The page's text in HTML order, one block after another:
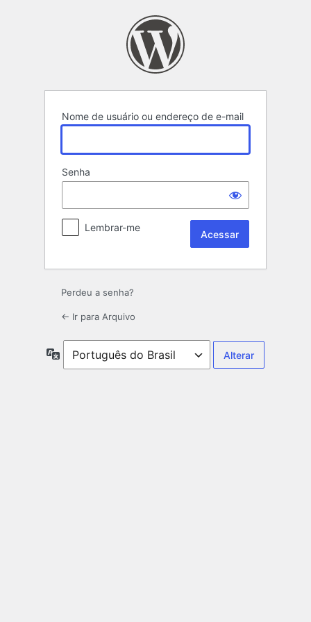
Nome de usuário ou endereço de e-mail
Senha
Lembrar-me
Perdeu a senha?
← Ir para Arquivo
Idioma